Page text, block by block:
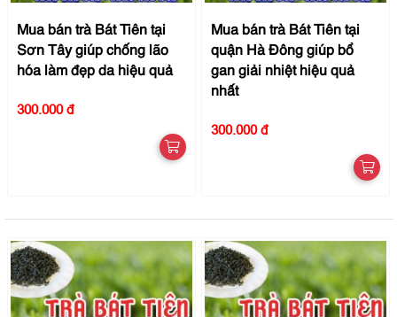
Mua bán trà Bát Tiên tại
Sơn Tây giúp chống lão
hóa làm đẹp da hiệu quả
300.000 đ
Mua bán trà Bát Tiên tại
quận Hà Đông giúp bổ
gan giải nhiệt hiệu quả
nhất
300.000 đ